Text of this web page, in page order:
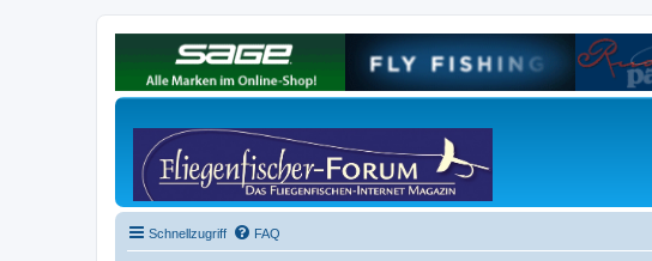
Schnellzugriff FAQ